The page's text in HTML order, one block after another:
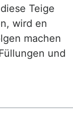
Teige
wird en
machen
und